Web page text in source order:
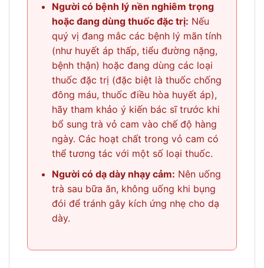
Người có bệnh lý nền nghiêm trọng
hoặc đang dùng thuốc đặc trị: Nếu
quý vị đang mắc các bệnh lý mãn tính
(như huyết áp thấp, tiểu đường nặng,
bệnh thận) hoặc đang dùng các loại
thuốc đặc trị (đặc biệt là thuốc chống
đông máu, thuốc điều hòa huyết áp),
hãy tham khảo ý kiến bác sĩ trước khi
bổ sung trà vỏ cam vào chế độ hàng
ngày. Các hoạt chất trong vỏ cam có
thể tương tác với một số loại thuốc.
Người có dạ dày nhạy cảm: Nên uống
trà sau bữa ăn, không uống khi bụng
đói để tránh gây kích ứng nhẹ cho dạ
dày.